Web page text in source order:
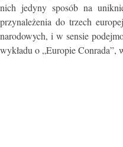
nich jedyny sposób na
przynależenia do trzech
narodowych, i w sensie
wykładu o „Europie Conrada”,